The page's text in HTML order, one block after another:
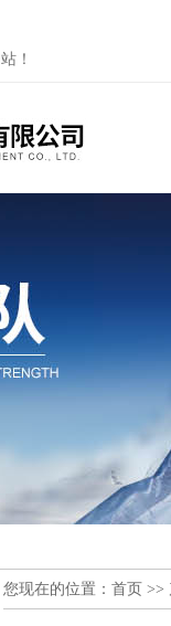
！
您现在的位置： 首页 >>